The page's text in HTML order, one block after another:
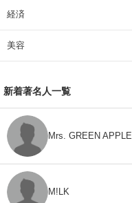
経済
美容
新着著名人一覧
Mrs. GREEN APPLE
M!LK